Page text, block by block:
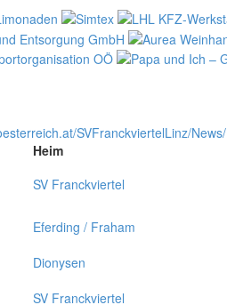
SVFranckviertelLinz/News/
Heim
SV Franckviertel
Eferding / Fraham
Dionysen
SV Franckviertel